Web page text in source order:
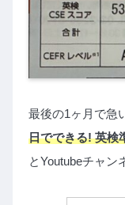
最後の1ヶ月で急
日でできる! 英検
とYoutubeチャン